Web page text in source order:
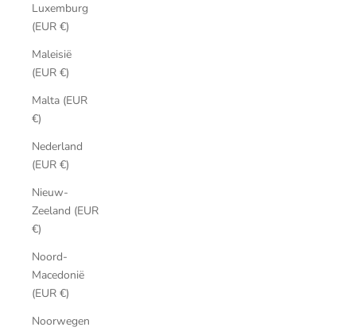
Luxemburg
(EUR €)
Maleisië
(EUR €)
Malta (EUR
€)
Nederland
(EUR €)
Nieuw-
Zeeland (EUR
€)
Noord-
Macedonië
(EUR €)
Noorwegen